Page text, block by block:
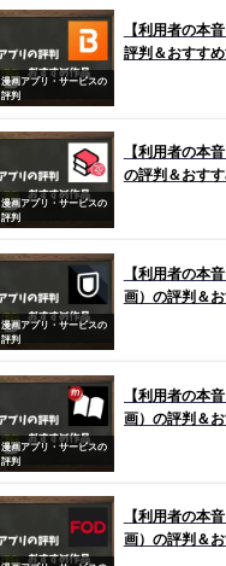
漫画アプリ・サービスの
評判
【利用者の本
評判＆おすす
漫画アプリ・サービスの
評判
【利用者の本
の評判＆おす
漫画アプリ・サービスの
評判
【利用者の本
画）の評判＆
漫画アプリ・サービスの
評判
【利用者の本
画）の評判＆
【利用者の本
画）の評判＆